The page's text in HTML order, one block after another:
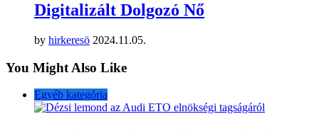
Digitalizált Dolgozó Nő
by hirkeresö 2024.11.05.
You Might Also Like
Egyéb kategória